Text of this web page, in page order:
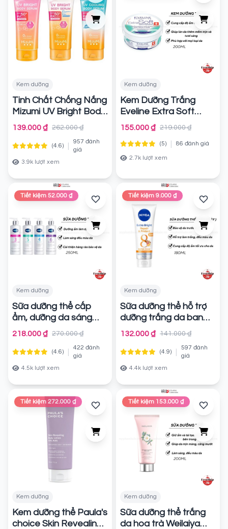
Kem dưỡng
Tinh Chất Chống Nắng
Mizumi UV Bright Body
Fragrance Free
SPF50+ PA++++
Chính hãng
139.000 ₫ 262.000 ₫
(4.6)
957 đánh
giá
3.9k lượt xem
Kem dưỡng
Kem Dưỡng Trắng
Eveline Extra Soft
Face And Body 200ml
155.000 ₫ 219.000 ₫
(5) 86 đánh giá
2.7k lượt xem
Tiết kiệm 52.000 ₫
Kem dưỡng
Sữa dưỡng thể cấp
ẩm, dưỡng da sáng
mịn Vaseline Pro
Derma 250ml
hãng
218.000 ₫ 270.000 ₫
(4.6)
422 đánh
giá
4.5k lượt xem
Tiết kiệm 9.000 ₫
Kem dưỡng
Sữa dưỡng thể hỗ trợ
dưỡng trắng da ban
ngày & đêm Nivea
extra bright body
Serum
Chính hãng
132.000 ₫ 141.000 ₫
(4.9)
597 đánh
giá
4.4k lượt xem
Tiết kiệm 272.000 ₫
Kem dưỡng
Kem dưỡng thể Paula's
choice Skin Revealing
Tiết kiệm 153.000 ₫
Kem dưỡng
Sữa dưỡng thể trắng
da hoa trà Weilaiya